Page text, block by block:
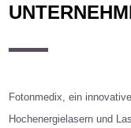
Fotonmedix, ein
Hochenergielasern und